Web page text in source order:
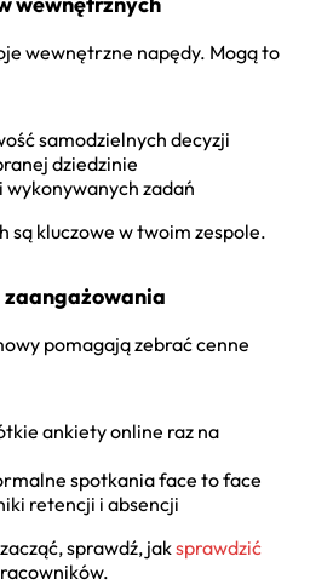
wewnętrzne napędy. Mogą to
samodzielnych decyzji
dziedzinie
wykonywanych zadań
są kluczowe w twoim zespole.
pomagają zebrać cenne
ankiety online raz na
spotkania face to face
retencji i absencji
sprawdź, jaksprawdzić